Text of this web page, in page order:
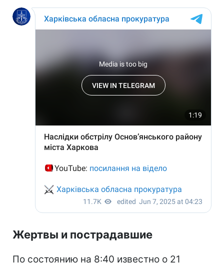
Жертвы и пострадавшие
По состоянию на 8:40 известно о 21